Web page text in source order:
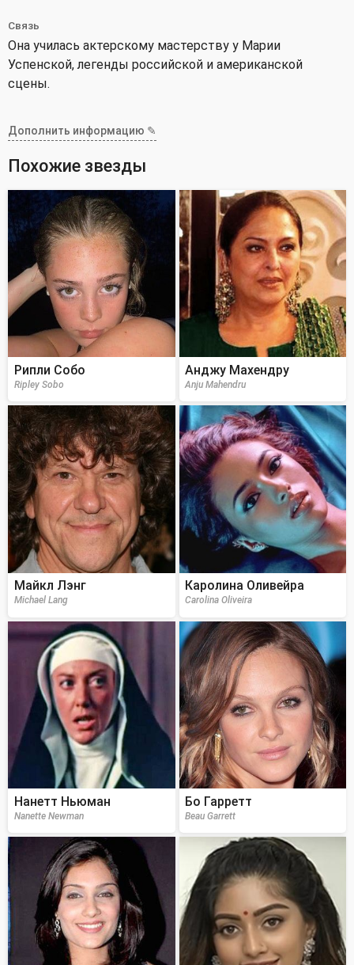
Связь
Она училась актерскому мастерству у Марии
Успенской, легенды российской и американской
сцены.
Дополнить информацию ✎
Похожие звезды
Рипли Собо
Ripley Sobo
Анджу Махендру
Anju Mahendru
Майкл Лэнг
Michael Lang
Каролина Оливейра
Carolina Oliveira
Нанетт Ньюман
Nanette Newman
Бо Гарретт
Beau Garrett